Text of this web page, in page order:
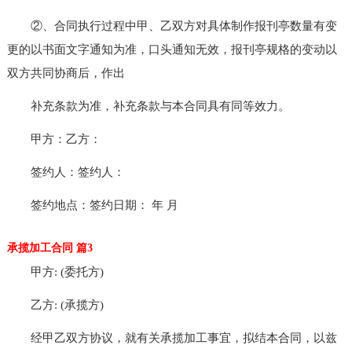
②、合同执行过程中甲、乙双方对具体制作报刊亭数量有变
更的以书面文字通知为准，口头通知无效，报刊亭规格的变动以
双方共同协商后，作出
补充条款为准，补充条款与本合同具有同等效力。
甲方：乙方：
签约人：签约人：
签约地点：签约日期： 年 月
承揽加工合同 篇3
甲方: (委托方)
乙方: (承揽方)
经甲乙双方协议，就有关承揽加工事宜，拟结本合同，以兹